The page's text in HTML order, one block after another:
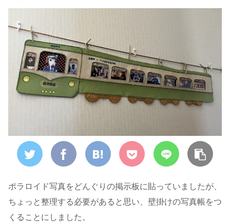
ポラロイド写真をどんぐりの掲示板に貼っていましたが、
ちょっと整理する必要があると思い、壁掛けの写真帳をつ
くることにしました。